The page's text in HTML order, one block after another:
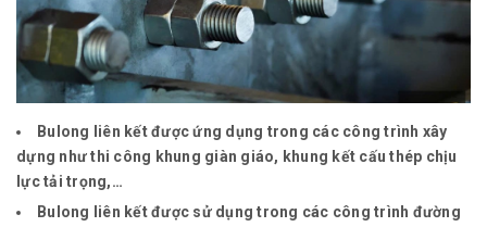
Bulong liên kết được ứng dụng trong các công trình xây
dựng như thi công khung giàn giáo, khung kết cấu thép chịu
lực tải trọng,…
Bulong liên kết được sử dụng trong các công trình đường